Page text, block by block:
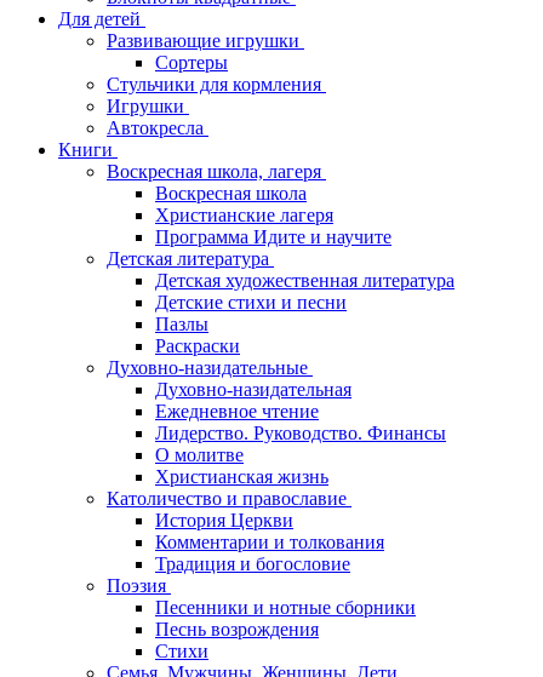
Для детей
Развивающие игрушки
Сортеры
Стульчики для кормления
Игрушки
Автокресла
Книги
Воскресная школа, лагеря
Воскресная школа
Христианские лагеря
Программа Идите и научите
Детская литература
Детская художественная литература
Детские стихи и песни
Пазлы
Раскраски
Духовно-назидательные
Духовно-назидательная
Ежедневное чтение
Лидерство. Руководство. Финансы
О молитве
Христианская жизнь
Католичество и православие
История Церкви
Комментарии и толкования
Традиция и богословие
Поэзия
Песенники и нотные сборники
Песнь возрождения
Стихи